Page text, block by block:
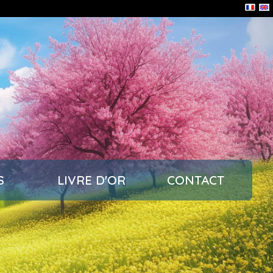
LIVRE D'OR CONTACT